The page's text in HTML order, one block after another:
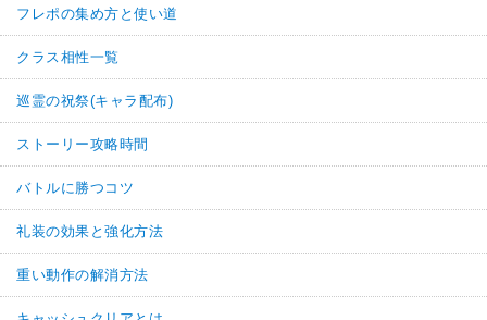
フレポの集め方と使い道
クラス相性一覧
巡霊の祝祭(キャラ配布)
ストーリー攻略時間
バトルに勝つコツ
礼装の効果と強化方法
重い動作の解消方法